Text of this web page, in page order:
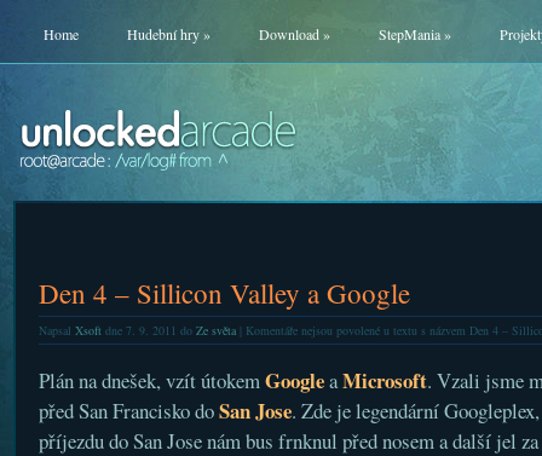
Home Hudební hry» Download» StepMania»
Den 4 – Sillicon Valley a Google
Napsal Xsoftdne 7. 9. 2011 do Ze světa| Komentáře nejsou povolenéu textu s názvem Den 4 –
Plán na dnešek, vzít útokemGoogleaMicrosoft. Vzali jsme
před San Francisko doSan Jose. Zde je legendární
příjezdu do San Jose nám bus frnknul před nosem a další jel